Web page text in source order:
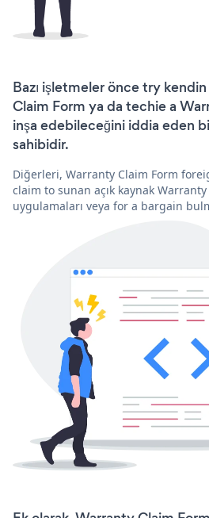
Bazı işletmeler önce try
Claim Form ya da techie a
inşa edebileceğini iddia eden
sahibidir.
Diğerleri, Warranty Claim Form
claim to sunan açık kaynak
uygulamaları veya for a bargain